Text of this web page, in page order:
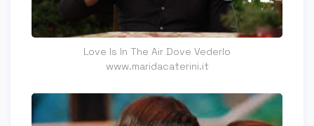
Love Is In The Air Dove Vederlo
www.maridacaterini.it